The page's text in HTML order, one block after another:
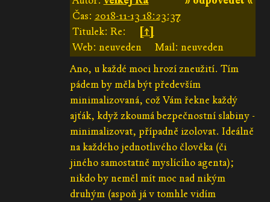
Čas: 2018-11-13 18:23:37
Titulek: Re:
[↑]
Web: neuveden
Mail: neuveden
Ano, u každé moci hrozí zneužití. Tím
pádem by měla být především
minimalizovaná, což Vám řekne každý
ajťák, když zkoumá bezpečnostní slabiny -
minimalizovat, případně izolovat. Ideálně
na každého jednotlivého člověka (či
jiného samostatně myslícího agenta);
nikdo by neměl mít moc nad nikým
druhým (aspoň já v tomhle vidím